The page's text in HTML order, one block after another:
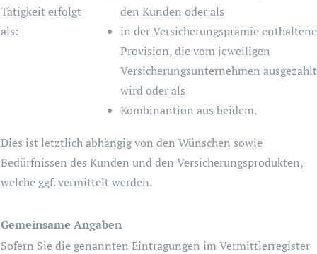
Tätigkeit erfolgt
als:
den Kunden oder als
in der Versicherungsprämie enthaltene
Provision, die vom jeweiligen
Versicherungsunternehmen ausgezahlt
wird oder als
Kombinantion aus beidem.
Dies ist letztlich abhängig von den Wünschen sowie
Bedürfnissen des Kunden und den Versicherungsprodukten,
welche ggf. vermittelt werden.
Gemeinsame Angaben
Sofern Sie die genannten Eintragungen im Vermittlerregister